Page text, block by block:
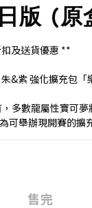
版 (原
及送貨優惠 **
&紫 強化擴充包「
多數龍屬性寶可
可舉辦現開賽的擴
售完